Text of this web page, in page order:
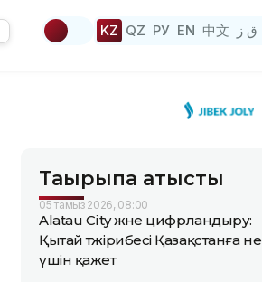
KZ QZ РУ EN 中文 ق ز
Тақырыпқа қатысты
05 тамыз 2026, 08:00
Alatau City және цифрландыру:
Қытай тәжірибесі Қазақстанға не
үшін қажет